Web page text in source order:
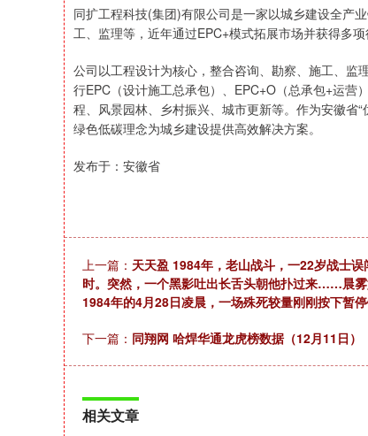
同扩工程科技(集团)有限公司是一家以城乡建设全产
工、监理等，近年通过EPC+模式拓展市场并获得多项
公司以工程设计为核心，整合咨询、勘察、施工、监
行EPC（设计施工总承包）、EPC+O（总承包+运营
程、风景园林、乡村振兴、城市更新等。作为安徽省
绿色低碳理念为城乡建设提供高效解决方案。
发布于：安徽省
上一篇： 天天盈 1984年，老山战斗，一22岁战士
时。突然，一个黑影吐出长舌头朝他扑过来……晨
1984年的4月28日凌晨，一场殊死较量刚刚按下暂
下一篇： 同翔网 哈焊华通龙虎榜数据（12月11日）
相关文章